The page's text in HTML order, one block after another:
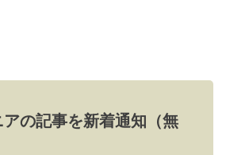
の記事を新着通知（無